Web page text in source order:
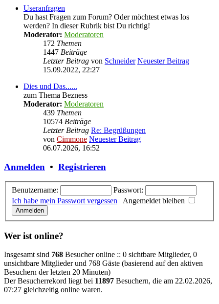
Useranfragen
Du hast Fragen zum Forum? Oder möchtest etwas los
werden? In dieser Rubrik bist Du richtig!
Moderator: Moderatoren
172 Themen
1447 Beiträge
Letzter Beitrag von Schneider Neuester Beitrag
15.09.2022, 22:27
Dies und Das......
zum Thema Bezness
Moderator: Moderatoren
439 Themen
10574 Beiträge
Letzter Beitrag Re: Begrüßungen
von Cimmone Neuester Beitrag
06.07.2026, 16:52
Anmelden • Registrieren
Benutzername:
Passwort:
Ich habe mein Passwort vergessen | Angemeldet bleiben
Wer ist online?
Insgesamt sind 768 Besucher online :: 0 sichtbare Mitglieder, 0
unsichtbare Mitglieder und 768 Gäste (basierend auf den aktiven
Besuchern der letzten 20 Minuten)
Der Besucherrekord liegt bei 11897 Besuchern, die am 22.02.2026,
07:27 gleichzeitig online waren.